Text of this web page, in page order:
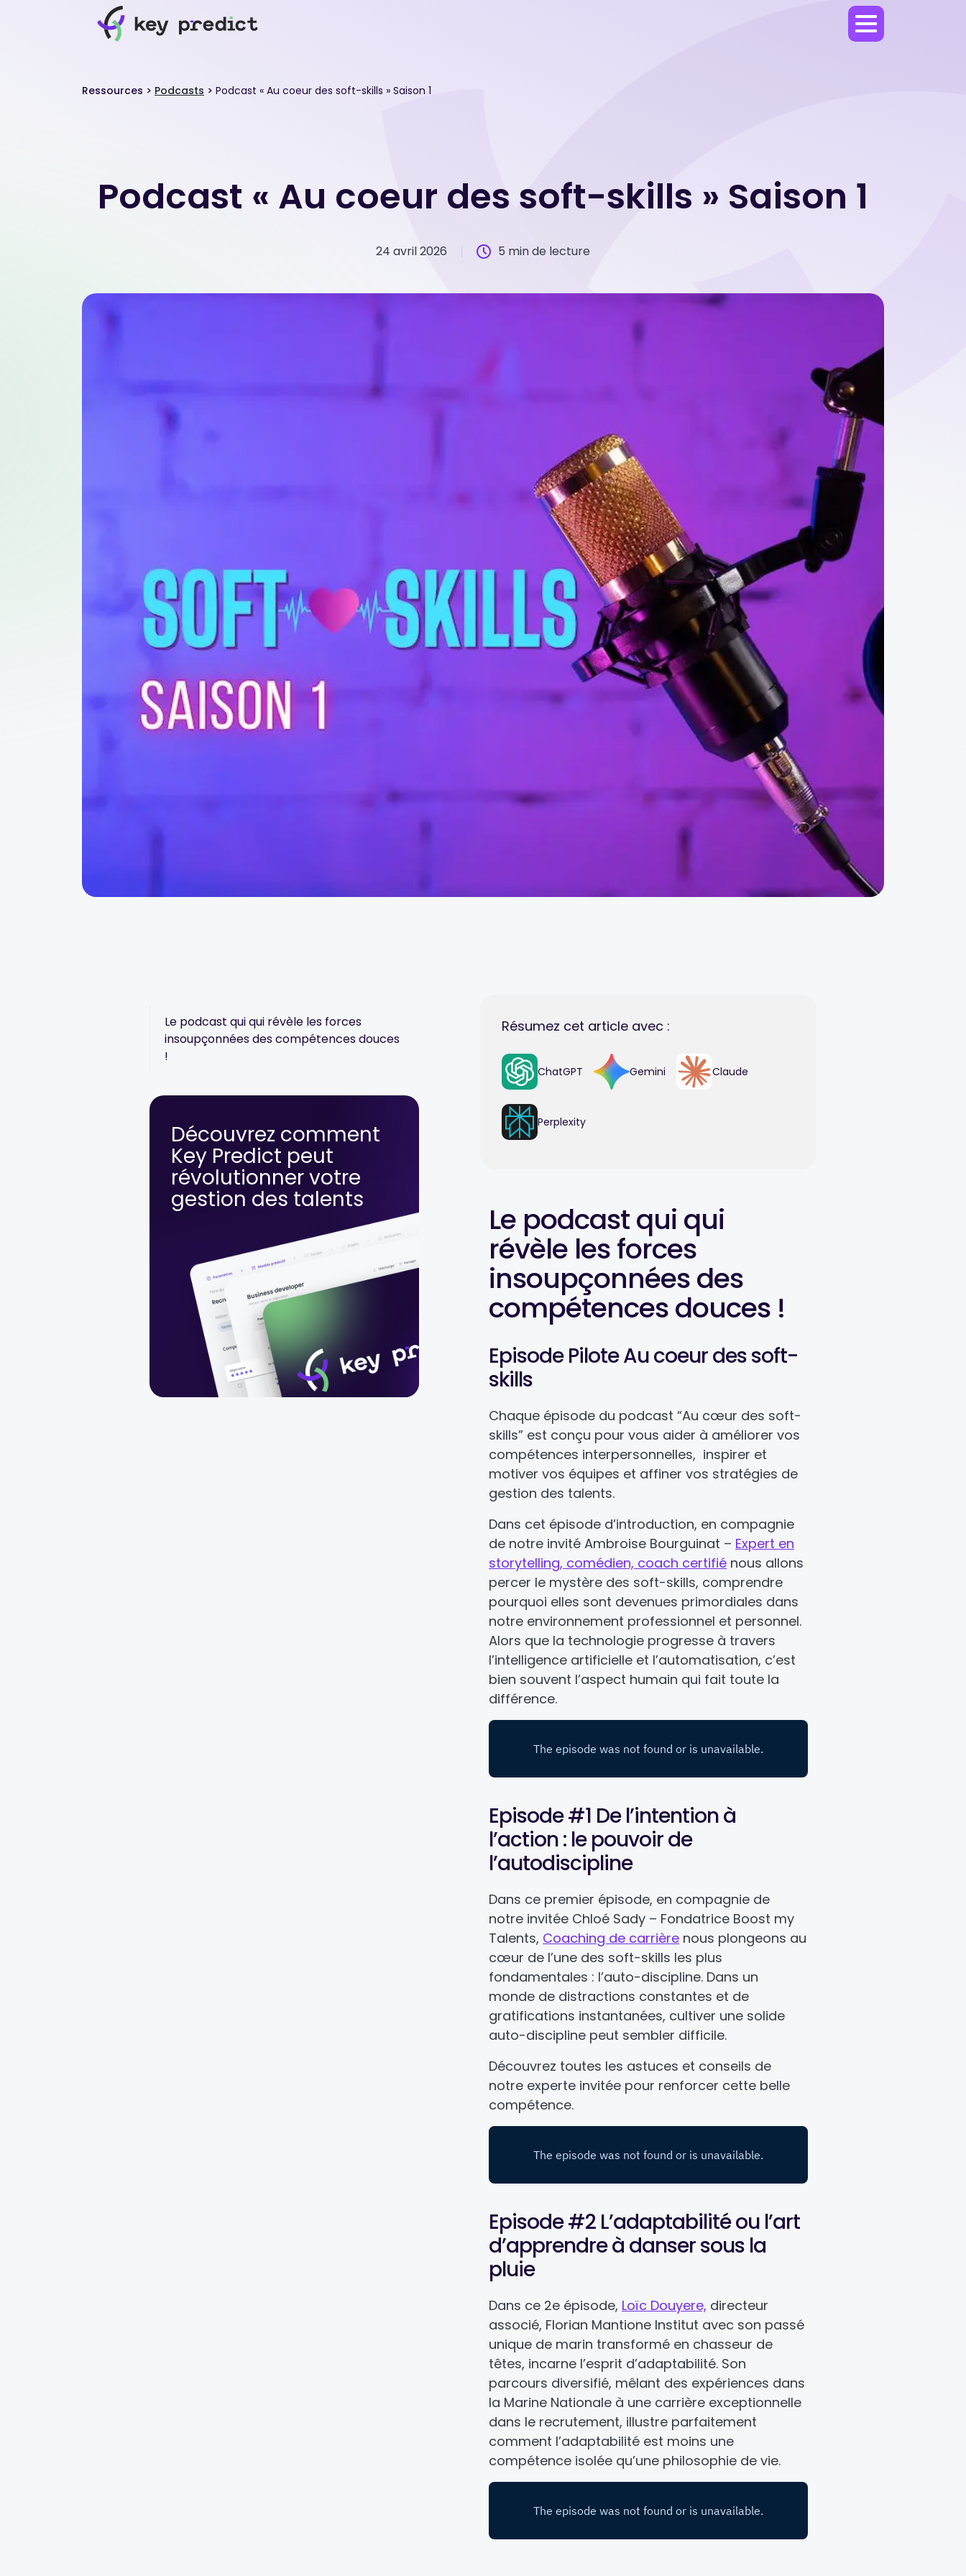
Ressources > Podcasts > Podcast « Au coeur des soft-skills » Saison 1
Podcast « Au coeur des soft-skills » Saison 1
24 avril 2026 5 min de lecture
Le podcast qui qui révèle les forces
insoupçonnées des compétences douces
!
Découvrez comment
Key Predict peut
révolutionner votre
gestion des talents
Résumez cet article avec :
ChatGPT Gemini Claude
Perplexity
Le podcast qui qui
révèle les forces
insoupçonnées des
compétences douces !
Episode Pilote Au coeur des soft-
skills
Chaque épisode du podcast “Au cœur des soft-
skills” est conçu pour vous aider à améliorer vos
compétences interpersonnelles, inspirer et
motiver vos équipes et affiner vos stratégies de
gestion des talents.
Dans cet épisode d’introduction, en compagnie
de notre invité Ambroise Bourguinat – Expert en
storytelling, comédien, coach certifié nous allons
percer le mystère des soft-skills, comprendre
pourquoi elles sont devenues primordiales dans
notre environnement professionnel et personnel.
Alors que la technologie progresse à travers
l’intelligence artificielle et l’automatisation, c’est
bien souvent l’aspect humain qui fait toute la
différence.
Episode #1 De l’intention à
l’action : le pouvoir de
l’autodiscipline
Dans ce premier épisode, en compagnie de
notre invitée Chloé Sady – Fondatrice Boost my
Talents, Coaching de carrière nous plongeons au
cœur de l’une des soft-skills les plus
fondamentales : l’auto-discipline. Dans un
monde de distractions constantes et de
gratifications instantanées, cultiver une solide
auto-discipline peut sembler difficile.
Découvrez toutes les astuces et conseils de
notre experte invitée pour renforcer cette belle
compétence.
Episode #2 L’adaptabilité ou l’art
d’apprendre à danser sous la
pluie
Dans ce 2e épisode, Loïc Douyere, directeur
associé, Florian Mantione Institut avec son passé
unique de marin transformé en chasseur de
têtes, incarne l’esprit d’adaptabilité. Son
parcours diversifié, mêlant des expériences dans
la Marine Nationale à une carrière exceptionnelle
dans le recrutement, illustre parfaitement
comment l’adaptabilité est moins une
compétence isolée qu’une philosophie de vie.